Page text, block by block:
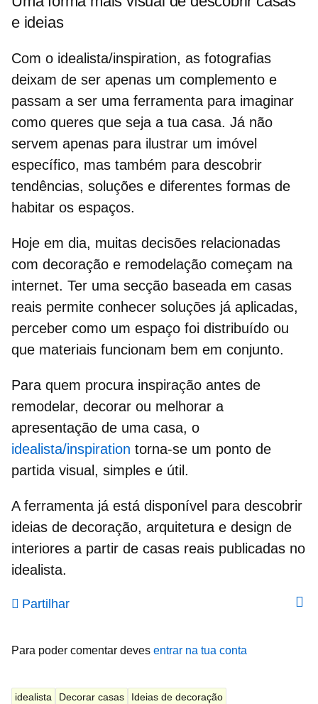
e ideias
Com o idealista/inspiration, as fotografias
deixam de ser apenas um complemento e
passam a ser uma ferramenta para imaginar
como queres que seja a tua casa. Já não
servem apenas para ilustrar um imóvel
específico, mas também para descobrir
tendências, soluções e diferentes formas de
habitar os espaços.
Hoje em dia, muitas decisões relacionadas
com decoração e remodelação começam na
internet. Ter uma secção baseada em casas
reais permite conhecer soluções já aplicadas,
perceber como um espaço foi distribuído ou
que materiais funcionam bem em conjunto.
Para quem procura inspiração antes de
remodelar, decorar ou melhorar a
apresentação de uma casa, o
idealista/inspiration torna-se um ponto de
partida visual, simples e útil.
A ferramenta já está disponível para descobrir
ideias de decoração, arquitetura e design de
interiores a partir de casas reais publicadas no
idealista.
Partilhar
Para poder comentar deves entrar na tua conta
idealista Decorar casas Ideias de decoração